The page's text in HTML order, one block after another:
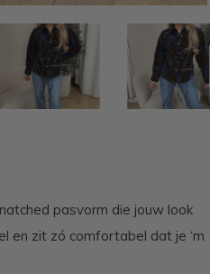
pasvorm die jouw look
en zit zó comfortabel dat je ‘m